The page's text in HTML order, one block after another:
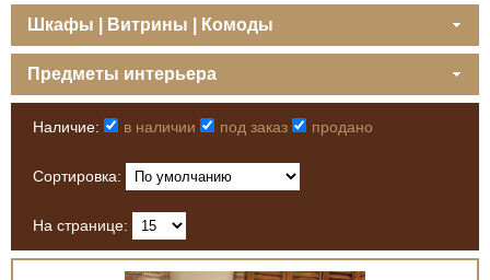
Шкафы | Витрины | Комоды
Предметы интерьера
Наличие: в наличии под заказ продано
Сортировка:
На странице: